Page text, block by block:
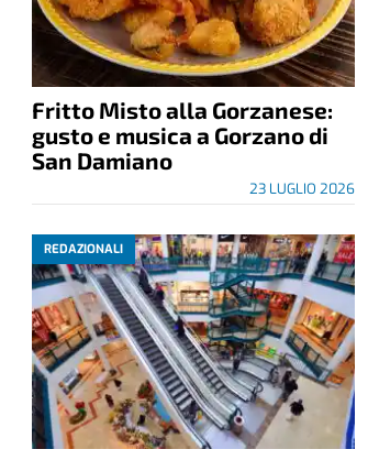
Fritto Misto alla Gorzanese:
gusto e musica a Gorzano di
San Damiano
23 LUGLIO 2026
REDAZIONALI